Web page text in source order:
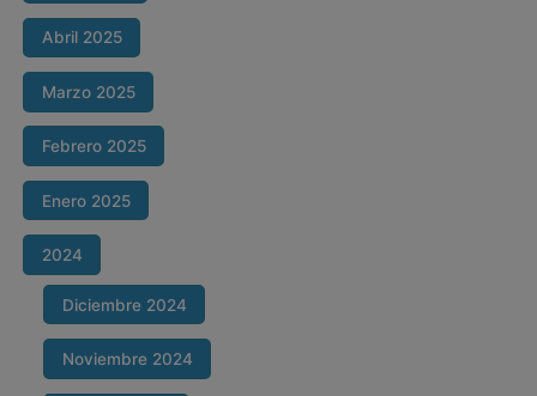
Abril 2025
Marzo 2025
Febrero 2025
Enero 2025
2024
Diciembre 2024
Noviembre 2024